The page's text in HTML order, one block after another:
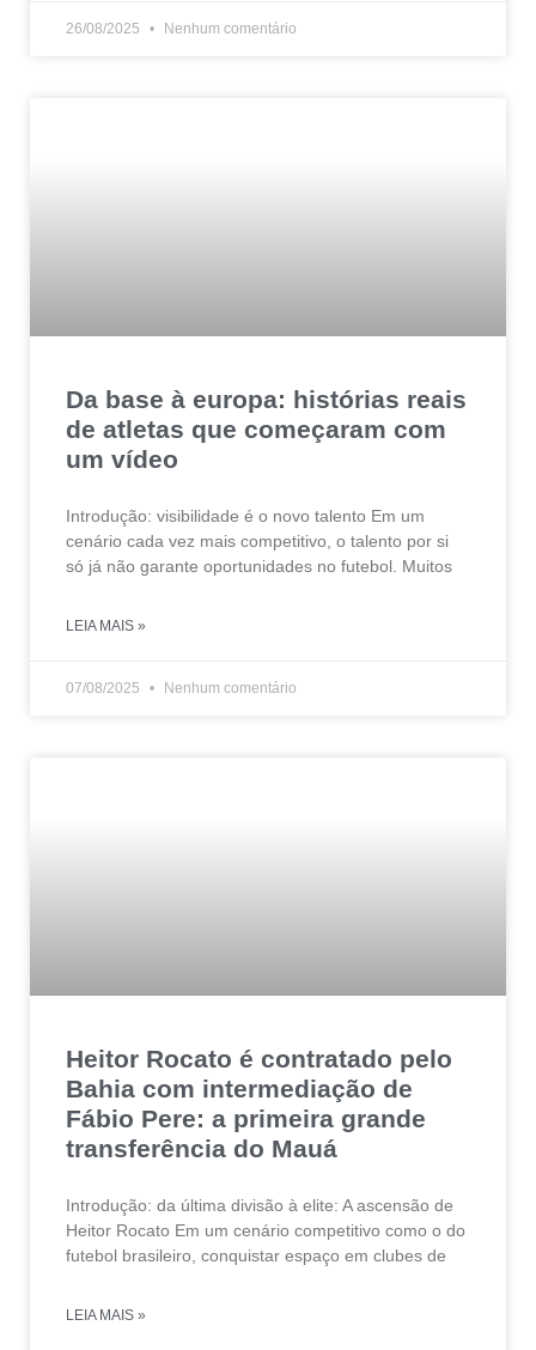
26/08/2025 Nenhum comentário
Da base à europa: histórias reais
de atletas que começaram com
um vídeo
Introdução: visibilidade é o novo talento Em um
cenário cada vez mais competitivo, o talento por si
só já não garante oportunidades no futebol. Muitos
LEIA MAIS »
07/08/2025 Nenhum comentário
Heitor Rocato é contratado pelo
Bahia com intermediação de
Fábio Pere: a primeira grande
transferência do Mauá
Introdução: da última divisão à elite: A ascensão de
Heitor Rocato Em um cenário competitivo como o do
futebol brasileiro, conquistar espaço em clubes de
LEIA MAIS »